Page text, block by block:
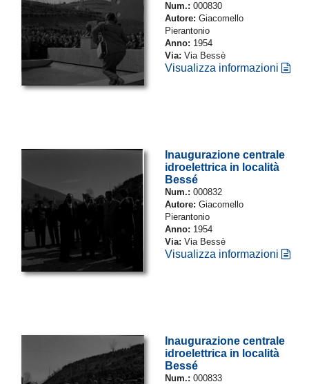
Num.: 000830
Autore: Giacomello
Pierantonio
Anno: 1954
Via: Via Bessè
Visualizza informazioni
Inaugurazione centrale
idroelettrica in località
Bessé
Num.: 000832
Autore: Giacomello
Pierantonio
Anno: 1954
Via: Via Bessè
Visualizza informazioni
Inaugurazione centrale
idroelettrica in località
Bessé
Num.: 000833